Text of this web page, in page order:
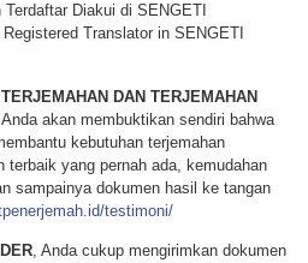
Diakui di SENGETI
Translator in SENGETI
DAN TERJEMAHAN
, Anda akan membuktikan sendiri bahwa
kebutuhan terjemahan
terbaik yang pernah ada, kemudahan
sampainya dokumen hasil ke tangan
testimoni/
, Anda cukup mengirimkan dokumen